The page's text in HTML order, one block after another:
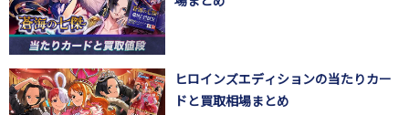
ヒロインズエディションの当たりカー
ドと買取相場まとめ